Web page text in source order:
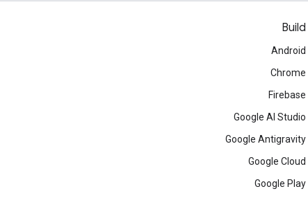
Build
Android
Chrome
Firebase
Google AI Studio
Google Antigravity
Google Cloud
Google Play